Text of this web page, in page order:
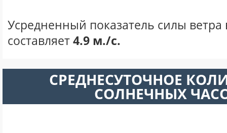
Усредненный показатель силы ветра
составляет4.9 м./с.
СРЕДНЕСУТОЧНОЕ
СОЛНЕЧНЫХ